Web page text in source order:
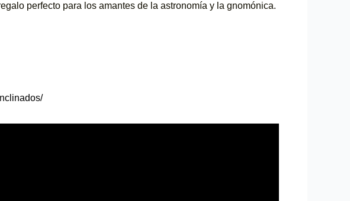
perfecto para los amantes de la astronomía y la gnomónica.